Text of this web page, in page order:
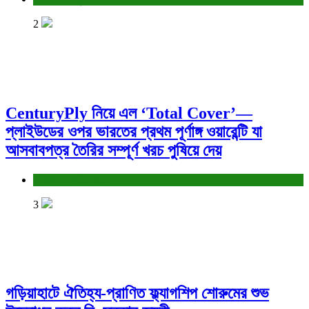
2
CenturyPly নিয়ে এল ‘Total Cover’—
প্লাইউডের ওপর ভারতের প্রথম পূর্ণাঙ্গ ওয়ারেন্টি যা
আসবাবপত্র তৈরির সম্পূর্ণ খরচ পুষিয়ে দেয়
3
গড়িয়াহাটে ঐতিহ্য-প্রাণিত ফ্ল্যাগশিপ শোরুমের শুভ